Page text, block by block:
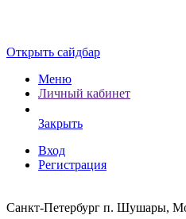
Открыть сайдбар
Меню
Личный кабинет
Закрыть
Вход
Регистрация
Санкт-Петербург п. Шушары,